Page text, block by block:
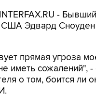
-
Эдвард Сноуден
прямая угроза
иметь сожалений",
о том, боится ли